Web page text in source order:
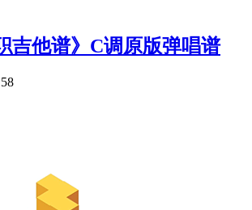
吉他谱》C调原版弹唱谱
58